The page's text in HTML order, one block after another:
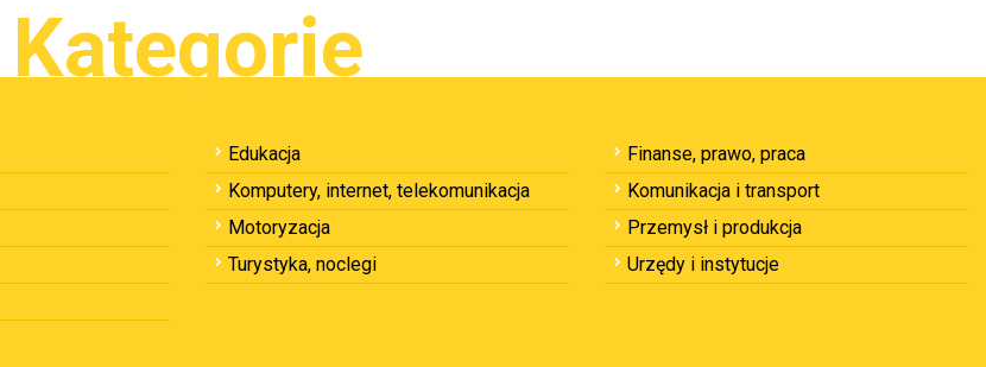
Kategorie
Edukacja
Finanse, prawo, praca
Komputery, internet, telekomunikacja
Komunikacja i transport
Motoryzacja
Przemysł i produkcja
Turystyka, noclegi
Urzędy i instytucje